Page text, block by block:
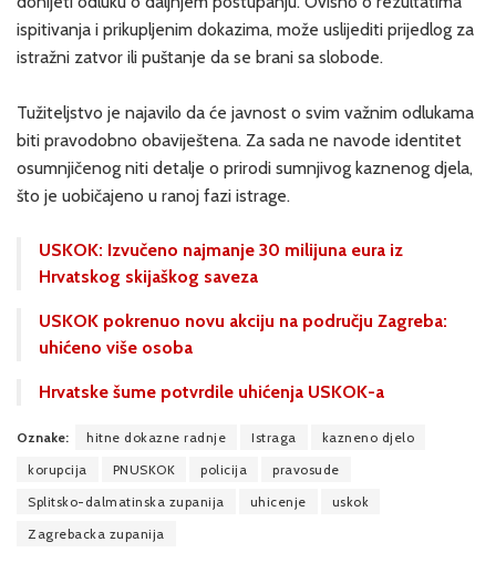
ispitivanja i prikupljenim dokazima, može uslijediti prijedlog za
istražni zatvor ili puštanje da se brani sa slobode.
Tužiteljstvo je najavilo da će javnost o svim važnim odlukama
biti pravodobno obaviještena. Za sada ne navode identitet
osumnjičenog niti detalje o prirodi sumnjivog kaznenog djela,
što je uobičajeno u ranoj fazi istrage.
USKOK: Izvučeno najmanje 30 milijuna eura iz
Hrvatskog skijaškog saveza
USKOK pokrenuo novu akciju na području Zagreba:
uhićeno više osoba
Hrvatske šume potvrdile uhićenja USKOK-a
Oznake: hitne dokazne radnje Istraga
kazneno djelo
korupcija
PNUSKOK policija
pravosude
Splitsko-dalmatinska zupanija
uhicenje
uskok
Zagrebacka zupanija